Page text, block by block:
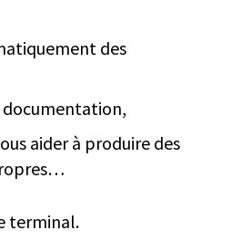
des
documentation,
aider à produire des
terminal.